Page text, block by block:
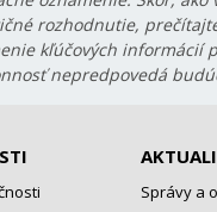
rozhodnutie,
kľúčových informácií
nepredpovedá
Správy a